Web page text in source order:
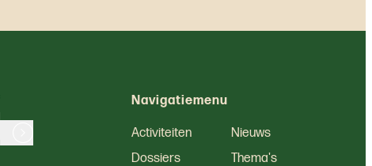
Navigatiemenu
Activiteiten
Nieuws
Dossiers
Thema's